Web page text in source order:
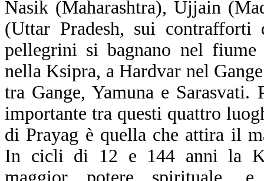
Nasik (Maharashtra), Ujjain
(Uttar Pradesh, sui
pellegrini si bagnano nel
nella Ksipra, a Hardvar nel
tra Gange, Yamuna e
importante tra questi quattro
di Prayag è quella che attira il
In cicli di 12 e 144 anni la
maggior potere spirituale,